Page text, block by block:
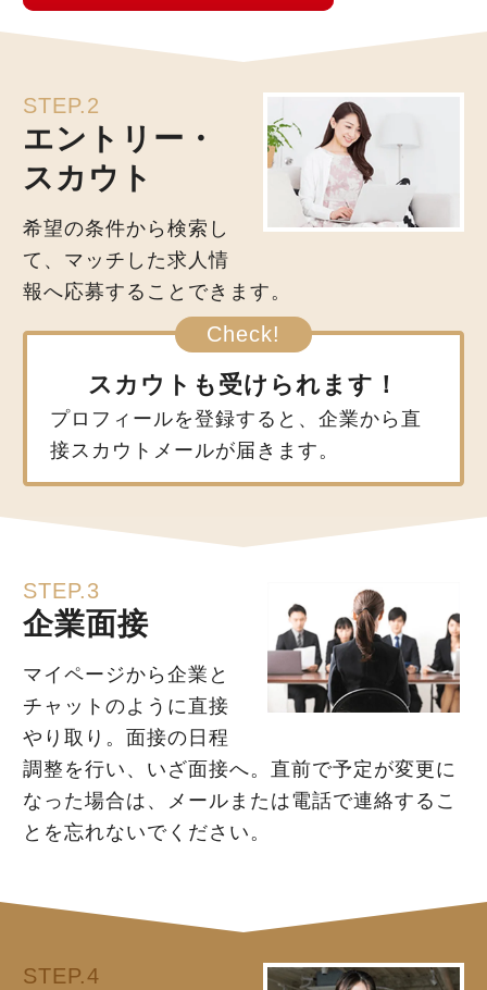
STEP.2
エントリー・
スカウト
希望の条件から検索し
て、マッチした求人情
報へ応募することできます。
スカウトも受けられます！
プロフィールを登録すると、企業から直
接スカウトメールが届きます。
STEP.3
企業面接
マイページから企業と
チャットのように直接
やり取り。面接の日程
調整を行い、いざ面接へ。直前で予定が変更に
なった場合は、メールまたは電話で連絡するこ
とを忘れないでください。
STEP.4